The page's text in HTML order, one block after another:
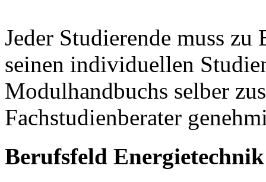
Jeder Studierende muss
seinen individuellen
Modulhandbuchs selber
Fachstudienberater
Berufsfeld Energietechnik